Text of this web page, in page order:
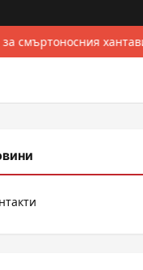
смъртоносния